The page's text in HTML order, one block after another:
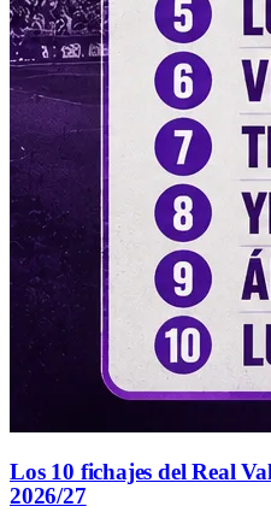
Los 10 fichajes del Real
2026/27